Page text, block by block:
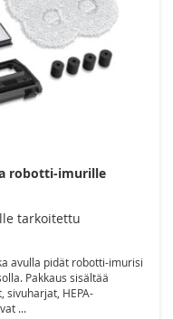
robotti-imurille
tarkoitettu
avulla pidät robotti-imurisi
Pakkaus sisältää
HEPA-
...